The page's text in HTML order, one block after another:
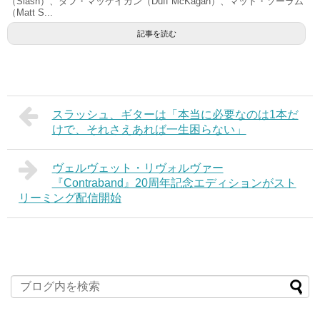
（Matt S...
記事を読む
スラッシュ、ギターは「本当に必要なのは1本だ
けで、それさえあれば一生困らない」
ヴェルヴェット・リヴォルヴァー
『Contraband』20周年記念エディションがスト
リーミング配信開始